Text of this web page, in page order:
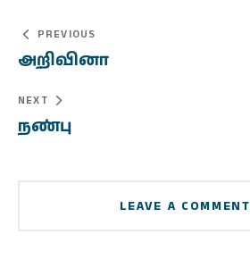
PREVIOUS
அறிவினா
NEXT
நண்பு
LEAVE A COMMENT